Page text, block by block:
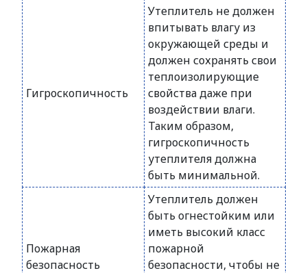
Гигроскопичность
Утеплитель не должен
впитывать влагу из
окружающей среды и
должен сохранять свои
теплоизолирующие
свойства даже при
воздействии влаги.
Таким образом,
гигроскопичность
утеплителя должна
быть минимальной.
Пожарная
безопасность
Утеплитель должен
быть огнестойким или
иметь высокий класс
пожарной
безопасности, чтобы не